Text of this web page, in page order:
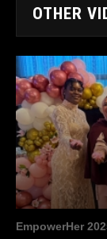
OTHER
EmpowerHer